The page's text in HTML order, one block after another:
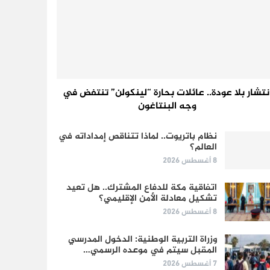
بلا عودة.. عائلات بحارة “لينكولن” تنتفض في
وجه البنتاغون
نظام باتريوت.. لماذا تتناقص إمداداته في
العالم؟
8 أغسطس 2026
اتفاقية مكة للدفاع المشترك.. هل تعيد
تشكيل معادلة الأمن الإقليمي؟
8 أغسطس 2026
وزراة التربية الوطنية: الدخول المدرسي
المقبل سیتم في موعده الرسمي…
7 أغسطس 2026